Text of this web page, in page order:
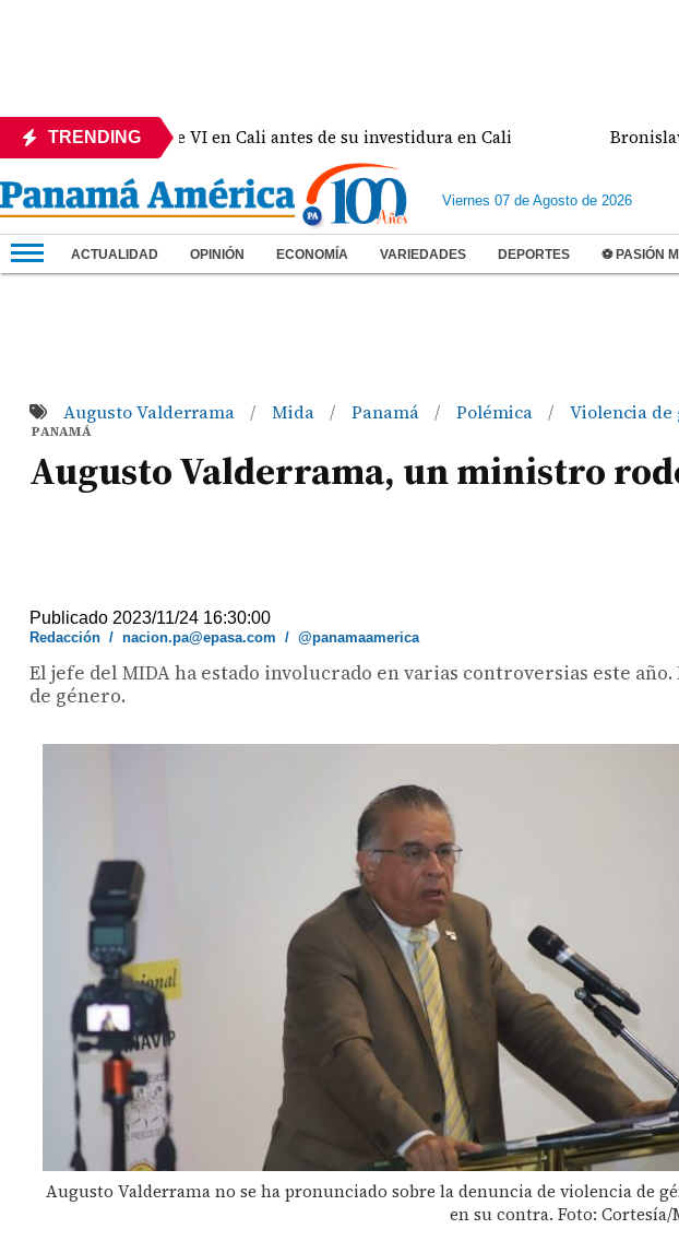
TRENDING
al rey Felipe VI en Cali antes de su investidura en Cali Bronislava
Viernes 07 de Agosto de 2026
ACTUALIDAD OPINIÓN ECONOMÍA VARIEDADES DEPORTES ⚽ PASIÓN
Augusto Valderrama / Mida / Panamá / Polémica / Violencia de
PANAMÁ
Augusto Valderrama, un ministro
Publicado 2023/11/24 16:30:00
Redacción /nacion.pa@epasa.com /@panamaamerica
El jefe del MIDA ha estado involucrado en varias controversias este
de género.
Augusto Valderrama no se ha pronunciado sobre la denuncia de violencia de
en su contra. Foto: Cortesía/